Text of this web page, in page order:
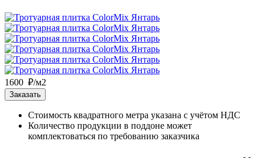
1600 ₽/м2
Заказать
Стоимость квадратного метра указана с учётом НДС
Количество продукции в поддоне может
комплектоваться по требованию заказчика